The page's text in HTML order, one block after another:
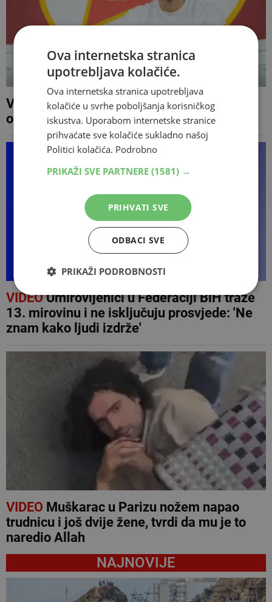
Velež doveo mladog stopera iz
omladinskog pogona PSG-a
VIDEOUmirovljenici u Federaciji BiH traže
13. mirovinu i ne isključuju prosvjede: 'Ne
znam kako ljudi izdrže'
VIDEOMuškarac u Parizu nožem napao
trudnicu i još dvije žene, tvrdi da mu je to
naredio Allah
NAJNOVIJE
Ova internetska stranica
upotrebljava kolačiće.
Ova internetska stranica upotrebljava
kolačiće u svrhe poboljšanja korisničkog
iskustva. Uporabom internetske stranice
prihvaćate sve kolačiće sukladno našoj
Politici kolačića. Podrobno
PRIKAŽI SVE PARTNERE (1581) →
PRIHVATI SVE
ODBACI SVE
PRIKAŽI PODROBNOSTI